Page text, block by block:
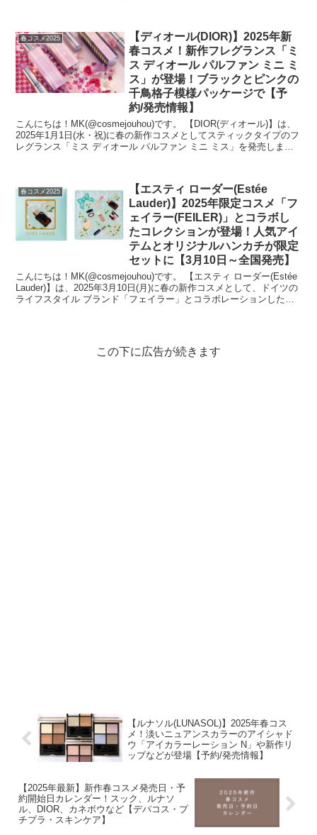
春コスメ2025
【ディオール(DIOR)】2025年新
春コスメ！新作フレグランス「ミ
ス ディオール パルファン ミニ ミ
ス」が登場！ブラックとピンクの
千鳥格子模様パッケージで【予
約/発売情報】
こんにちは！MK(@cosmejouhou)です。 【DIOR(ディオール)】は、
2025年1月1日(水・祝)に春の新作コスメとしてスティックタイプのフ
レグランス「ミス ディオール パルファン ミニ ミス」を発売しま
春コスメ2025
【エスティ ローダー(Estée
Lauder)】2025年限定コスメ「フ
ェイラー(FEILER)」とコラボし
たコレクションが登場！人気アイ
テムとオリジナルハンカチが限定
セットに【3月10日～全国発売】
こんにちは！MK(@cosmejouhou)です。 【エスティ ローダー(Estée
Lauder)】は、2025年3月10日(月)に春の新作コスメとして、ドイツの
ライフスタイル ブランド「フェイラー」とコラボレーションした限
この下に広告が続きます
【ルナソル(LUNASOL)】2025年春コス
メ！淡いニュアンスカラーのアイシャド
ウ「アイカラーレーション N」や新作リ
ップなどが登場【予約/発売情報】
【2025年最新】新作春コスメ発売日・予
約開始日カレンダー！スック、ルナソ
ル、DIOR、カネボウなど【デパコス・プ
チプラ・スキンケア】